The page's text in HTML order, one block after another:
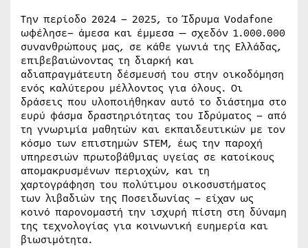
Την περίοδο 2024 – 2025, το Ίδρυμα Vodafone
ωφέλησε– άμεσα και έμμεσα — σχεδόν 1.000.000
συνανθρώπους μας, σε κάθε γωνιά της Ελλάδας,
επιβεβαιώνοντας τη διαρκή και
αδιαπραγμάτευτη δέσμευσή του στην οικοδόμηση
ενός καλύτερου μέλλοντος για όλους. Οι
δράσεις που υλοποιήθηκαν αυτό το διάστημα στο
ευρύ φάσμα δραστηριότητας του Ιδρύματος – από
τη γνωριμία μαθητών και εκπαιδευτικών με τον
κόσμο των επιστημών STEM, έως την παροχή
υπηρεσιών πρωτοβάθμιας υγείας σε κατοίκους
απομακρυσμένων περιοχών, και τη
χαρτογράφηση του πολύτιμου οικοσυστήματος
των λιβαδιών της Ποσειδωνίας – είχαν ως
κοινό παρονομαστή την ισχυρή πίστη στη δύναμη
της τεχνολογίας για κοινωνική ευημερία και
βιωσιμότητα.